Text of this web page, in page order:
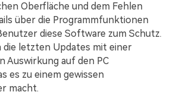
Oberfläche und dem Fehlen
über die Programmfunktionen
diese Software zum Schutz.
die letzten Updates mit einer
Auswirkung auf den PC
es zu einem gewissen
macht.